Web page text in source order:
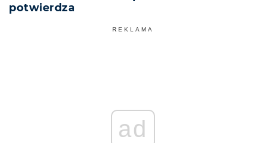
potwierdza
REKLAMA
ad